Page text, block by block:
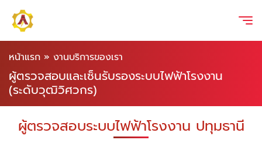
หน้าแรก » งานบริการของเรา
ผู้ตรวจสอบและเซ็นรับรองระบบไฟฟ้าโรงงาน
(ระดับวุฒิวิศวกร)
ผู้ตรวจสอบระบบไฟฟ้าโรงงาน ปทุมธานี